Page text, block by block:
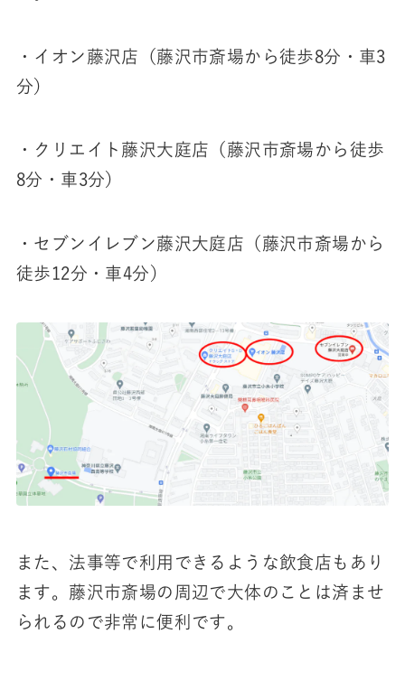
・イオン藤沢店（藤沢市斎場から徒歩8分・車3
分）
・クリエイト藤沢大庭店（藤沢市斎場から徒歩
8分・車3分）
・セブンイレブン藤沢大庭店（藤沢市斎場から
徒歩12分・車4分）
また、法事等で利用できるような飲食店もあり
ます。藤沢市斎場の周辺で大体のことは済ませ
られるので非常に便利です。